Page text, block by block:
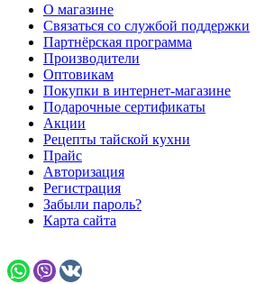
О магазине
Связаться со службой поддержки
Партнёрская программа
Производители
Оптовикам
Покупки в интернет-магазине
Подарочные сертификаты
Акции
Рецепты тайской кухни
Прайс
Авторизация
Регистрация
Забыли пароль?
Карта сайта